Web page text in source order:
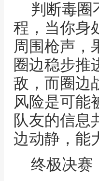
判断毒圈
程，当你身
周围枪声，
圈边稳步推
敌，而圈边
风险是可能
队友的信息
边动静，能
终极决赛